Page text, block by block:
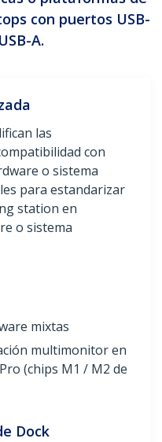
con puertos USB-
A.
las
con
o sistema
para estandarizar
station en
o sistema
mixtas
multimonitor en
(chips M1 / M2 de
Dock